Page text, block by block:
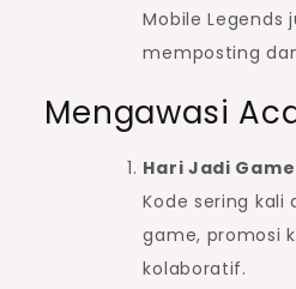
Mobile Legends
memposting
Mengawasi
Hari Jadi
Kode sering kali
game, promosi
kolaboratif.